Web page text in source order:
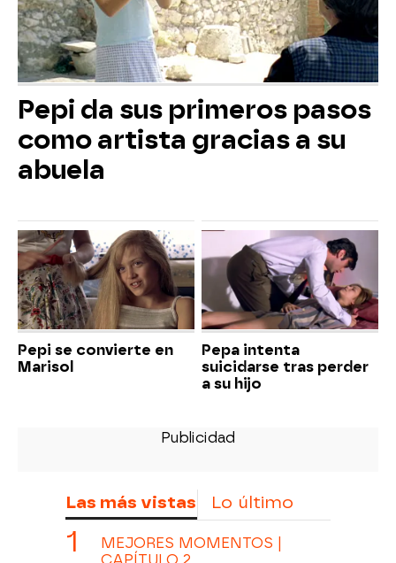
Pepi da sus primeros pasos
como artista gracias a su
abuela
Pepi se convierte en
Marisol
Pepa intenta
suicidarse tras perder
a su hijo
Las más vistas Lo último
MEJORES MOMENTOS |